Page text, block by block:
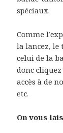
spéciaux.
Comme
la lancez,
celui de la
donc
accès à de
etc.
On vous